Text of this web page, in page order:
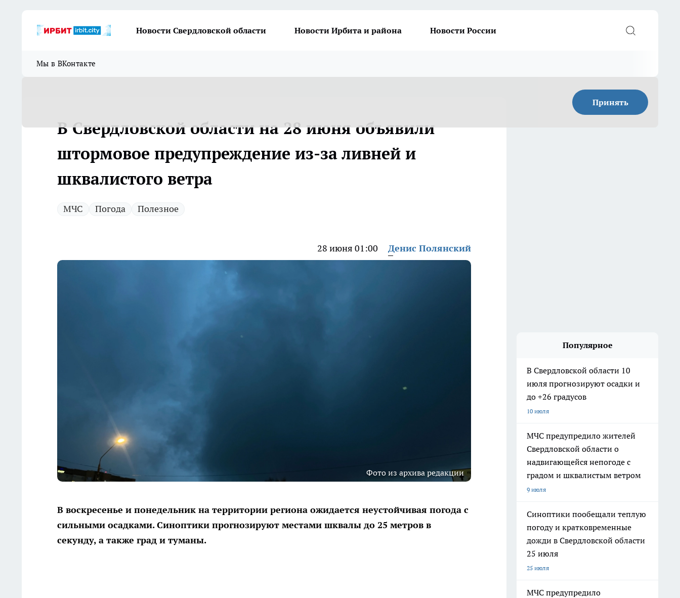
Новости Свердловской области Новости Ирбита и района Новости России
Мы в ВКонтакте
Принять
В Свердловской области на 28 июня объявили
штормовое предупреждение из-за ливней и
шквалистого ветра
МЧС Погода Полезное
28 июня 01:00 Денис Полянский
Фото из архива редакции
В воскресенье и понедельник на территории региона ожидается неустойчивая погода с
сильными осадками. Синоптики прогнозируют местами шквалы до 25 метров в
секунду, а также град и туманы.
Популярное
В Свердловской области 10
июля прогнозируют осадки и
до +26 градусов
10 июля
МЧС предупредило жителей
Свердловской области о
надвигающейся непогоде с
градом и шквалистым ветром
9 июля
Синоптики пообещали теплую
погоду и кратковременные
дожди в Свердловской области
25 июля
25 июля
МЧС предупредило